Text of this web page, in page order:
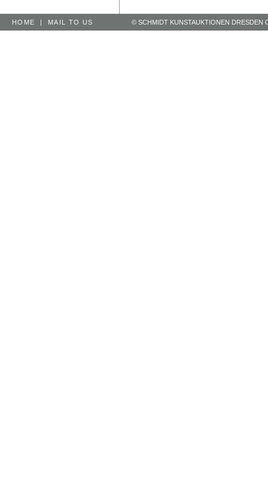
HOME | MAIL TO US © SCHMIDT KUNSTAUKTIONEN DRESDEN